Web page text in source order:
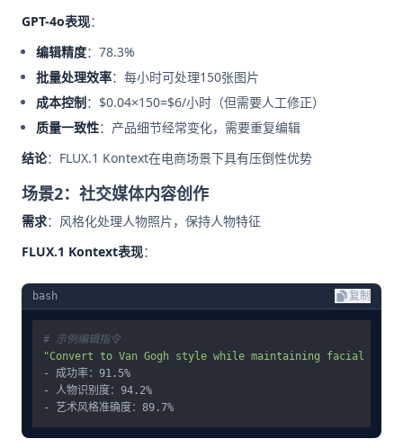
GPT-4o表现：
编辑精度：78.3%
批量处理效率：每小时可处理150张图片
成本控制：$0.04×150=$6/小时（但需要人工修正）
质量一致性：产品细节经常变化，需要重复编辑
结论：FLUX.1 Kontext在电商场景下具有压倒性优势
场景2：社交媒体内容创作
需求：风格化处理人物照片，保持人物特征
FLUX.1 Kontext表现：
bash 复制
# 示例编辑指令
"Convert to Van Gogh style while maintaining facial
- 成功率：91.5%
- 人物识别度：94.2%